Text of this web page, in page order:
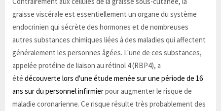
graisse viscérale est essentiellement un organe du système
endocrinien qui sécrète des hormones et de nombreuses
autres substances chimiques liées à des maladies qui affectent
généralement les personnes âgées. L'une de ces substances,
appelée protéine de liaison au rétinol 4 (RBP4), a
été découverte lors d'une étude menée sur une période de 16
ans sur du personnel infirmierpour augmenter le risque de
maladie coronarienne. Ce risque résulte très probablement des